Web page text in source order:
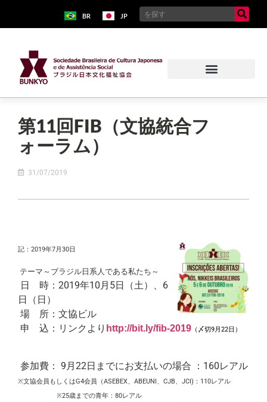
BR JP
第11回FIB（文協統合フ
ォーラム）
31/07/2019
記：2019年7月30日
テーマ～ブラジル日系人である私たち～
日 時：2019年10月5日（土）、6
日（日）
場 所：文協ビル
申 込：リンクより http://bit.ly/fib-2019 （〆切9月22日）
参加費： 9月22日までにお支払いの場合 ：160レアル
※文協会員もしくはG4会員（ASEBEX、ABEUNI、CJB、JCI)：110レアル
※25歳までの青年：80レアル